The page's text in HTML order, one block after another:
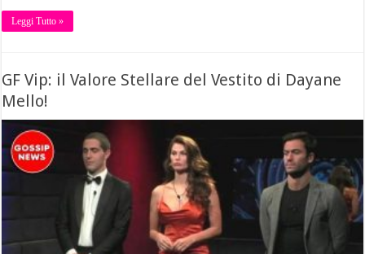
Leggi Tutto »
GF Vip: il Valore Stellare del Vestito di Dayane
Mello!